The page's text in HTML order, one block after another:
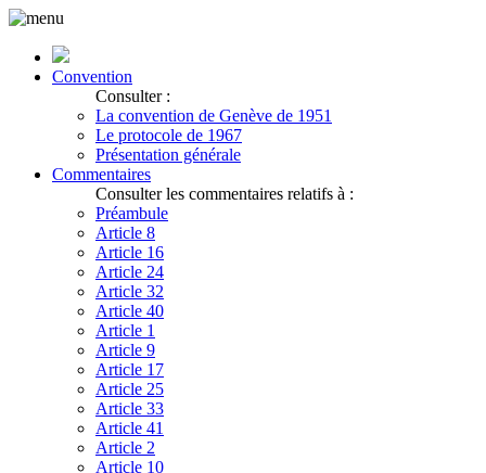
Convention
Consulter :
La convention de Genève de 1951
Le protocole de 1967
Présentation générale
Commentaires
Consulter les commentaires relatifs à :
Préambule
Article 8
Article 16
Article 24
Article 32
Article 40
Article 1
Article 9
Article 17
Article 25
Article 33
Article 41
Article 2
Article 10